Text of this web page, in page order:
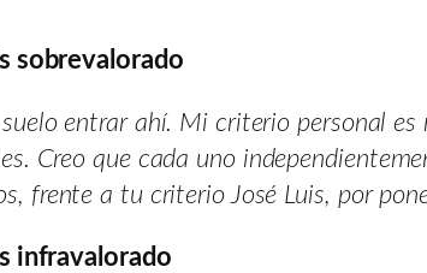
sobrevalorado
entrar ahí. Mi criterio personal
Creo que cada uno
frente a tu criterio José Luis, por
infravalorado